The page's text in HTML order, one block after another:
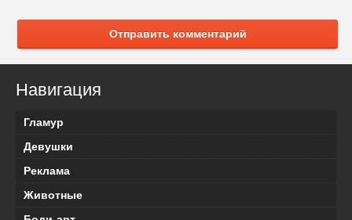
Отправить комментарий
Навигация
Гламур
Девушки
Реклама
Животные